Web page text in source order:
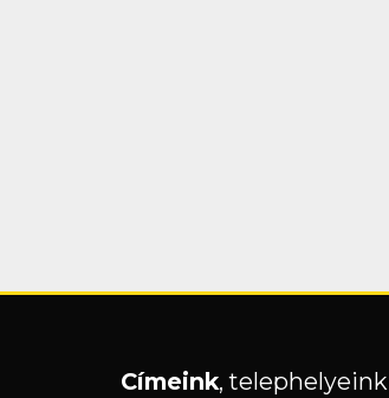
Címeink, telephelyeink